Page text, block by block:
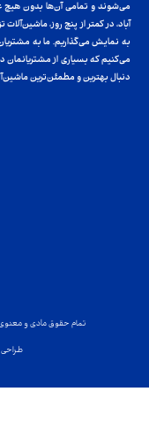
می‌شوند و تمامی آن‌ها بدون هیچ
به نمایش می‌گذاریم. ما به
می‌کنیم که بسیاری از مشتریانمان
دنبال بهترین و مطمئن‌ترین
تمام حقوق مادی و
طراحی